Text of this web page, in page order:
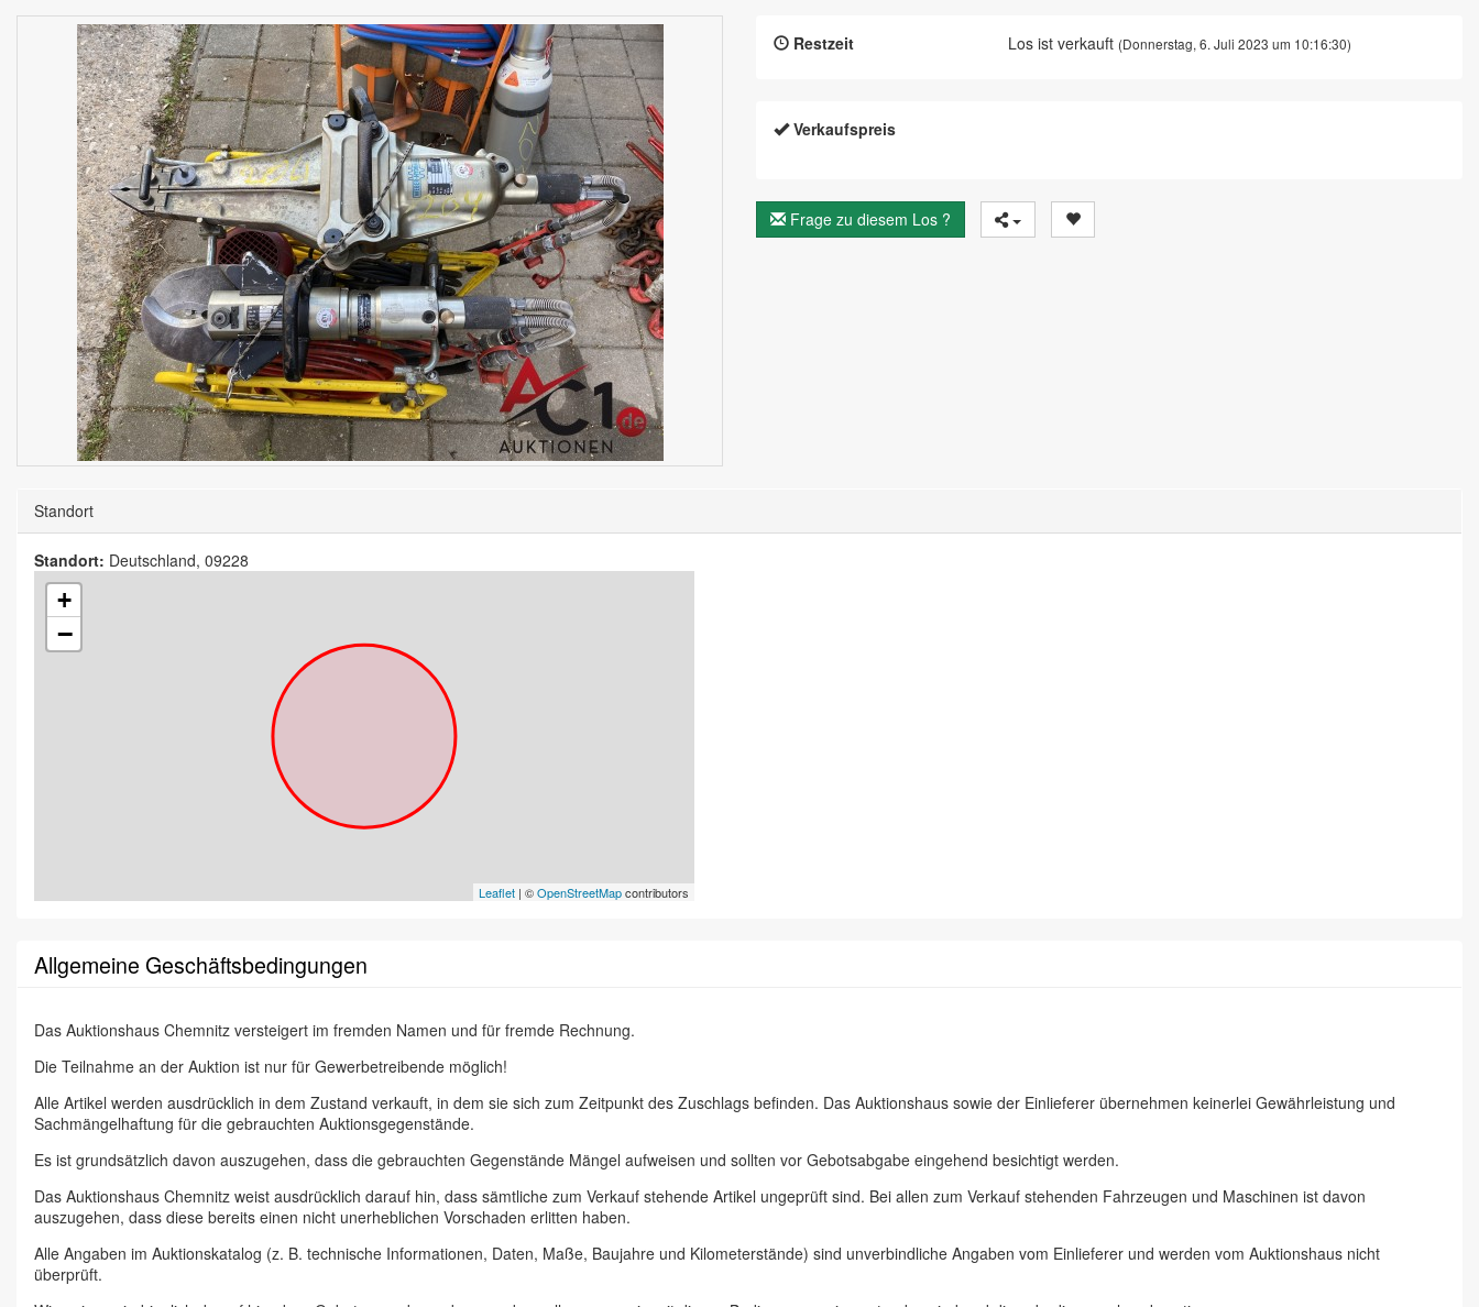
Restzeit Los ist verkauft (Donnerstag, 6. Juli 2023 um 10:16:30)
Verkaufspreis
Frage zu diesem Los ?
Standort
Standort: Deutschland, 09228
+
−
Leaflet | ©OpenStreetMapcontributors
Allgemeine Geschäftsbedingungen
Das Auktionshaus Chemnitz versteigert im fremden Namen und für fremde Rechnung.
Die Teilnahme an der Auktion ist nur für Gewerbetreibende möglich!
Alle Artikel werden ausdrücklich in dem Zustand verkauft, in dem sie sich zum Zeitpunkt des Zuschlags befinden. Das Auktionshaus sowie der Einlieferer übernehmen keinerlei Gewährleistung und
Sachmängelhaftung für die gebrauchten Auktionsgegenstände.
Es ist grundsätzlich davon auszugehen, dass die gebrauchten Gegenstände Mängel aufweisen und sollten vor Gebotsabgabe eingehend besichtigt werden.
Das Auktionshaus Chemnitz weist ausdrücklich darauf hin, dass sämtliche zum Verkauf stehende Artikel ungeprüft sind. Bei allen zum Verkauf stehenden Fahrzeugen und Maschinen ist davon
auszugehen, dass diese bereits einen nicht unerheblichen Vorschaden erlitten haben.
Alle Angaben im Auktionskatalog (z. B. technische Informationen, Daten, Maße, Baujahre und Kilometerstände) sind unverbindliche Angaben vom Einlieferer und werden vom Auktionshaus nicht
überprüft.